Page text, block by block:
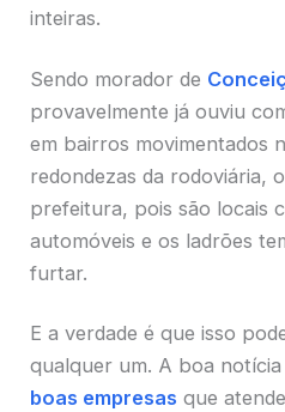
inteiras.
Sendo morador de
provavelmente já ouviu
em bairros movimentados
redondezas da rodoviária,
prefeitura, pois são locais
automóveis e os ladrões
furtar.
E a verdade é que isso
qualquer um. A boa
boas empresas que